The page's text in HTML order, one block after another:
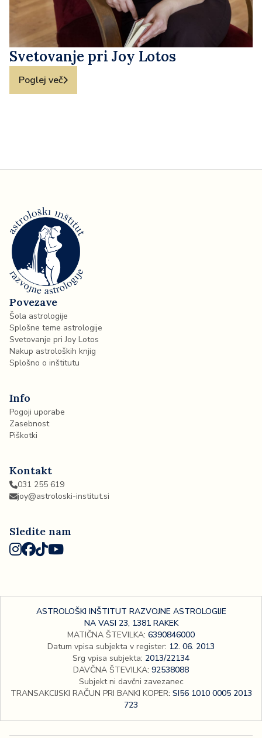
Svetovanje pri Joy Lotos
Poglej več
Povezave
Šola astrologije
Splošne teme astrologije
Svetovanje pri Joy Lotos
Nakup astroloških knjig
Splošno o inštitutu
Info
Pogoji uporabe
Zasebnost
Piškotki
Kontakt
031 255 619
joy@astroloski-institut.si
Sledite nam
ASTROLOŠKI INŠTITUT RAZVOJNE ASTROLOGIJE
NA VASI 23, 1381 RAKEK
MATIČNA ŠTEVILKA: 6390846000
Datum vpisa subjekta v register: 12. 06. 2013
Srg vpisa subjekta: 2013/22134
DAVČNA ŠTEVILKA: 92538088
Subjekt ni davčni zavezanec
TRANSAKCIJSKI RAČUN PRI BANKI KOPER: SI56 1010 0005 2013
723